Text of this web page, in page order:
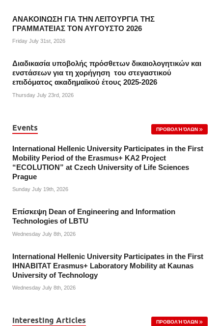
ΑΝΑΚΟΙΝΩΣΗ ΓΙΑ ΤΗΝ ΛΕΙΤΟΥΡΓΙΑ ΤΗΣ
ΓΡΑΜΜΑΤΕΙΑΣ ΤΟΝ ΑΥΓΟΥΣΤΟ 2026
Friday July 31st, 2026
Διαδικασία υποβολής πρόσθετων δικαιολογητικών και
ενστάσεων για τη χορήγηση του στεγαστικού
επιδόματος ακαδημαϊκού έτους 2025-2026
Thursday July 23rd, 2026
Events ΠΡΟΒΟΛΉ ΌΛΩΝ
International Hellenic University Participates in the First
Mobility Period of the Erasmus+ KA2 Project
“ECOLUTION” at Czech University of Life Sciences
Prague
Sunday July 19th, 2026
Επίσκεψη Dean of Engineering and Information
Technologies of LBTU
Wednesday July 8th, 2026
International Hellenic University Participates in the First
IHNABITAT Erasmus+ Laboratory Mobility at Kaunas
University of Technology
Wednesday July 8th, 2026
Interesting Articles ΠΡΟΒΟΛΉ ΌΛΩΝ